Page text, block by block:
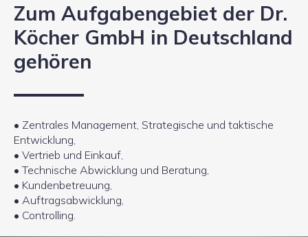
Zum Aufgabengebiet der Dr.
Köcher GmbH in Deutschland
gehören
• Zentrales Management, Strategische und taktische
Entwicklung,
• Vertrieb und Einkauf,
• Technische Abwicklung und Beratung,
• Kundenbetreuung,
• Auftragsabwicklung,
• Controlling.